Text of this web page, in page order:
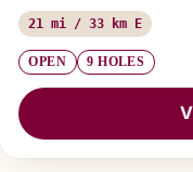
21 mi / 33 km E
OPEN 9 HOLES